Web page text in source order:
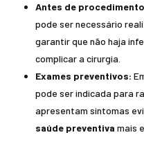
Antes de
pode ser necessário
garantir que não haja
complicar a cirurgia.
Exames preventivos:
pode ser indicada para
apresentam sintomas
saúde preventiva mais